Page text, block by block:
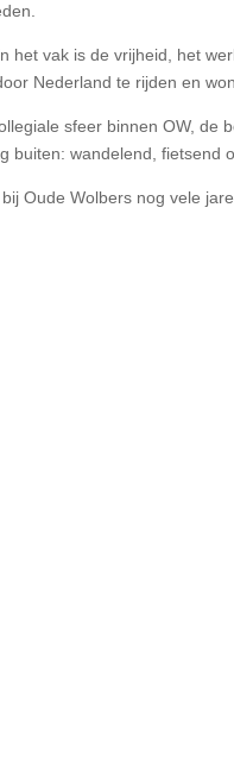
het vak is de vrijheid, het
Nederland te rijden en
sfeer binnen OW, de
buiten: wandelend, fietsend
Oude Wolbers nog vele